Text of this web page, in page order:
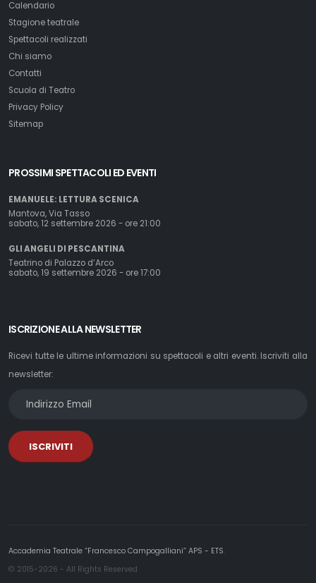
Calendario
Stagione teatrale
Spettacoli realizzati
Chi siamo
Contatti
Scuola di Teatro
Privacy Policy
Sitemap
PROSSIMI SPETTACOLI ED EVENTI
EMANUELE: LETTURA SCENICA
Mantova, Via Tasso
sabato, 12 settembre 2026 - ore 21:00
GLI ANGELI DI PESCANTINA
Teatrino di Palazzo d’Arco
sabato, 19 settembre 2026 - ore 17:00
ISCRIZIONE ALLA NEWSLETTER
Ricevi tutte le ultime informazioni su spettacoli e altri eventi. Iscriviti alla
newsletter:
ISCRIVITI
Accademia Teatrale “Francesco Campogalliani” APS - ETS.
© 2015-2026 - All Rights Reserved